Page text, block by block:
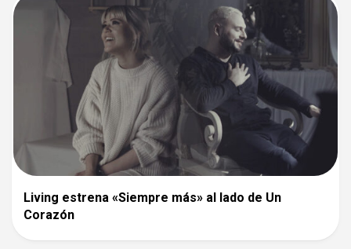
Living estrena «Siempre más» al lado de Un
Corazón